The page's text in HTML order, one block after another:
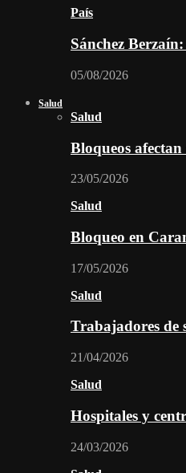
País
Sánchez
05/08/2026
Salud
Salud
Bloqueos
23/05/2026
Salud
Bloqueo en
17/05/2026
Salud
Trabajadores de
21/04/2026
Salud
Hospitales y
24/03/2026